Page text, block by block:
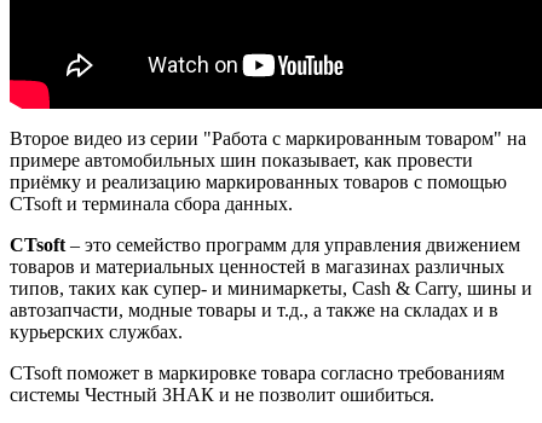
Второе видео из серии "Работа с маркированным товаром" на
примере автомобильных шин показывает, как провести
приёмку и реализацию маркированных товаров с помощью
CTsoft и терминала сбора данных.
CTsoft – это семейство программ для управления движением
товаров и материальных ценностей в магазинах различных
типов, таких как супер- и минимаркеты, Cash & Carry, шины и
автозапчасти, модные товары и т.д., а также на складах и в
курьерских службах.
CTsoft поможет в маркировке товара согласно требованиям
системы Честный ЗНАК и не позволит ошибиться.